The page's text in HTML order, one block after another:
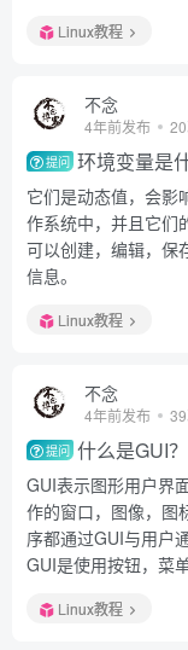
Linux教程
不念
4年前发布
提问 环境变量是
它们是动态值，会影
作系统中，并且它们
可以创建，编辑，保
信息。
Linux教程
不念
4年前发布
提问 什么是GUI？
GUI表示图形用户界
作的窗口，图像，图
序都通过GUI与用户通
GUI是使用按钮，菜
Linux教程